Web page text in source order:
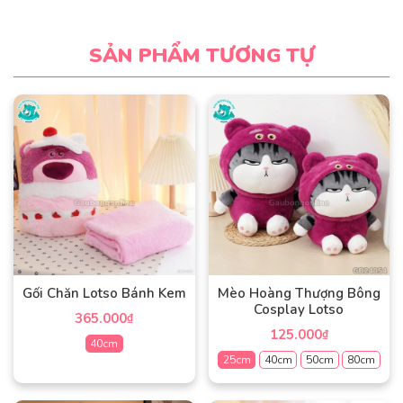
SẢN PHẨM TƯƠNG TỰ
Gối Chăn Lotso Bánh Kem
365.000₫
40cm
phẩm
Mèo Hoàng Thượng Bông
Cosplay Lotso
125.000₫
25cm
40cm 50cm 80cm
Sản